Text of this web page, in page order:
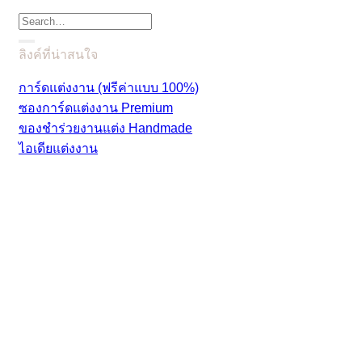
Search
for:
ลิงค์ที่น่าสนใจ
การ์ดแต่งงาน (ฟรีค่าแบบ 100%)
ซองการ์ดแต่งงาน Premium
ของชำร่วยงานแต่ง Handmade
ไอเดียแต่งงาน